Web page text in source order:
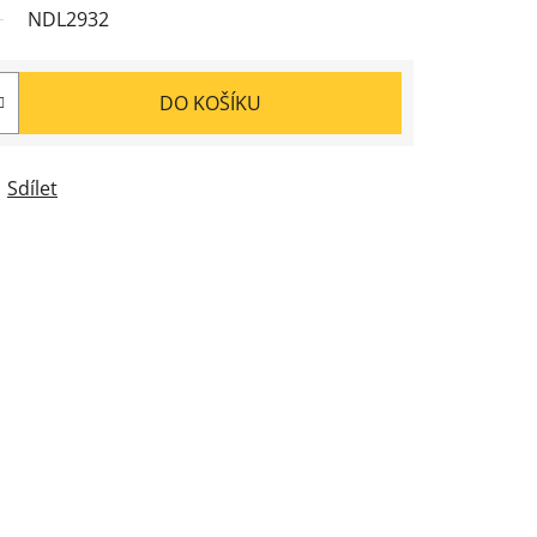
NDL2932
DO KOŠÍKU
Sdílet